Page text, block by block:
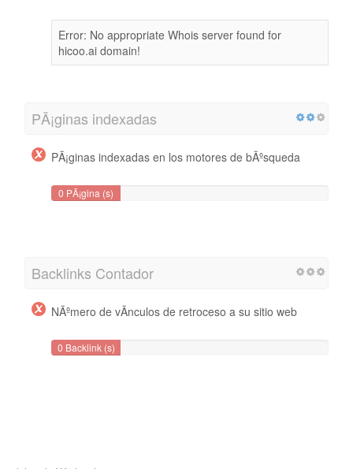
Error: No appropriate Whois server found for
hicoo.ai domain!
PÃ¡ginas indexadas
PÃ¡ginas indexadas en los motores de bÃºsqueda
0 PÃ¡gina (s)
Backlinks Contador
NÃºmero de vÃ­nculos de retroceso a su sitio web
0 Backlink (s)